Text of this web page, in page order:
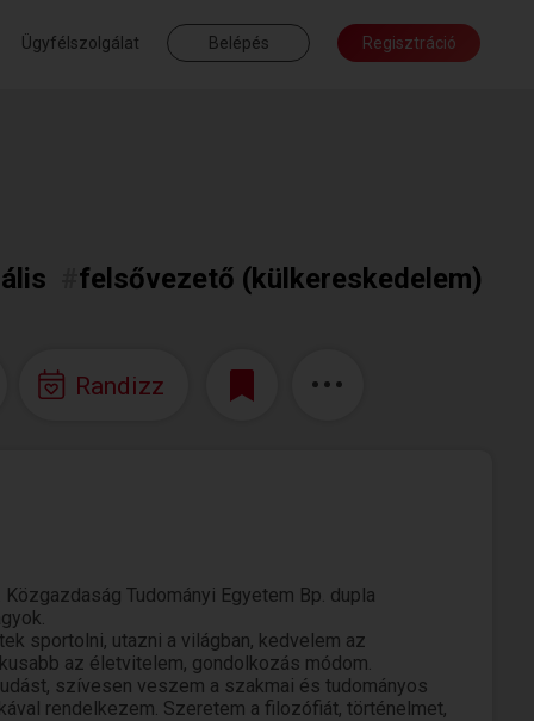
Ügyfélszolgálat Belépés Regisztráció
felsővezető (külkereskedelem)
Randizz
Tudományi Egyetem Bp. dupla
sportolni, utazni a világban, kedvelem az
az életvitelem, gondolkozás módom.
szívesen veszem a szakmai és tudományos
rendelkezem. Szeretem a filozófiát, történelmet,